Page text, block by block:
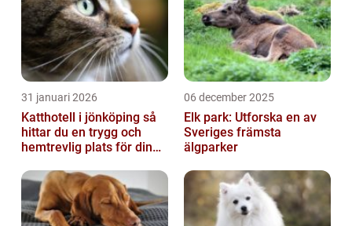
aspekter...
31 januari 2026
Katthotell i jönköping så
hittar du en trygg och
hemtrevlig plats för din
06 december 2025
Elk park: Utforska en av
Sveriges främsta
älgparker